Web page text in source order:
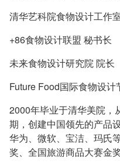
清华艺科院食物设计工作
+86食物设计联盟 秘书长
未来食物设计研究院 院长
Future Food国际食物设计
2000年毕业于清华美院，
期，创建中国领先的产品
华为、微软、宝洁、玛氏
奖、全国旅游商品大赛金